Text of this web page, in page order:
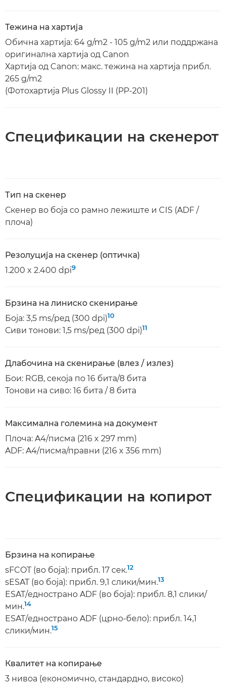
Тежина на хартија
Обична хартија: 64 g/m2 - 105 g/m2 или поддржана
оригинална хартија од Canon
Хартија од Canon: макс. тежина на хартија прибл.
265 g/m2
(Фотохартија Plus Glossy II (PP-201)
Спецификации на скенерот
Тип на скенер
Скенер во боја со рамно лежиште и CIS (ADF /
плоча)
Резолуција на скенер (оптичка)
1.200 x 2.400 dpi9
Брзина на линиско скенирање
Боја: 3,5 ms/ред (300 dpi)10
Сиви тонови: 1,5 ms/ред (300 dpi)11
Длабочина на скенирање (влез / излез)
Бои: RGB, секоја по 16 бита/8 бита
Тонови на сиво: 16 бита / 8 бита
Максимална големина на документ
Плоча: A4/писма (216 x 297 mm)
ADF: A4/писма/правни (216 x 356 mm)
Спецификации на копирот
Брзина на копирање
sFCOT (во боја): прибл. 17 сек.12
sESAT (во боја): прибл. 9,1 слики/мин.13
ESAT/еднострано ADF (во боја): прибл. 8,1 слики/
мин.14
ESAT/еднострано ADF (црно-бело): прибл. 14,1
слики/мин.15
Квалитет на копирање
3 нивоа (економично, стандардно, високо)